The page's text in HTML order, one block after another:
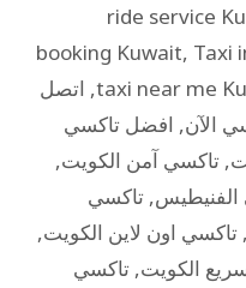
ride service
booking Kuwait, Taxi
taxi near me
, اتصل
الآن, افضل تاكسي
, تاكسي آمن الكويت,
, تاكسي
, تاكسي اون لاين الكويت,
الكويت, تاكسي